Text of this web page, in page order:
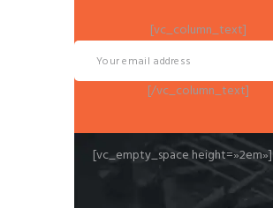
[vc_column_text]
[/vc_column_text]
[vc_empty_space height=»2em»]